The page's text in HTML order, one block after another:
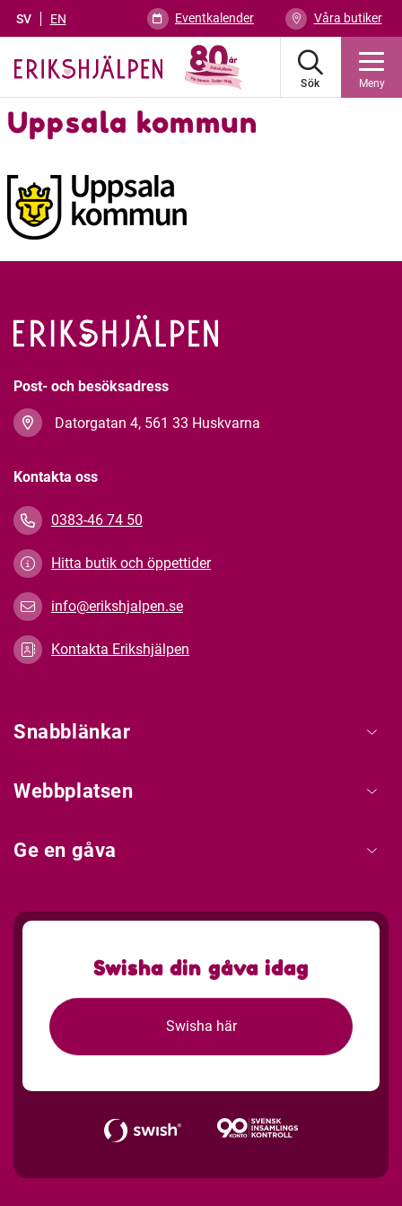
SV EN Eventkalender Våra butiker
Sök Meny
Uppsala kommun
Post- och besöksadress
Datorgatan 4, 561 33 Huskvarna
Kontakta oss
0383-46 74 50
Hitta butik och öppettider
info@erikshjalpen.se
Kontakta Erikshjälpen
Snabblänkar
Webbplatsen
Ge en gåva
Swisha din gåva idag
Swisha här